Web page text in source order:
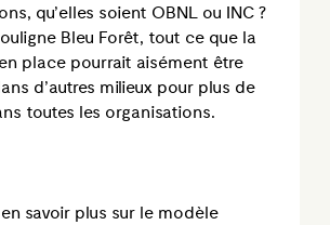
qu’elles soient OBNL ou INC ?
Bleu Forêt, tout ce que la
place pourrait aisément être
d’autres milieux pour plus de
toutes les organisations.
savoir plus sur le modèle